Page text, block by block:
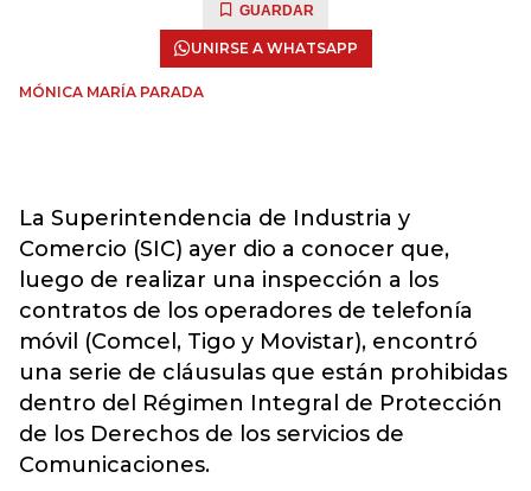
GUARDAR
UNIRSE A WHATSAPP
MÓNICA MARÍA PARADA
La Superintendencia de Industria y
Comercio (SIC) ayer dio a conocer que,
luego de realizar una inspección a los
contratos de los operadores de telefonía
móvil (Comcel, Tigo y Movistar), encontró
una serie de cláusulas que están prohibidas
dentro del Régimen Integral de Protección
de los Derechos de los servicios de
Comunicaciones.